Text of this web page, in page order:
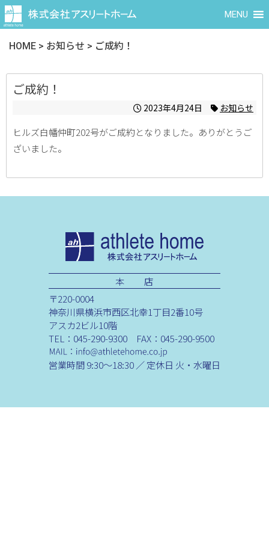
MENU
HOME > お知らせ > ご成約！
ご成約！
2023年4月24日 お知らせ
ヒルズ白幡仲町202号がご成約となりました。ありがとうご
ざいました。
本 店
〒220-0004
神奈川県横浜市西区北幸1丁目2番10号
アスカ2ビル10階
TEL：045-290-9300 FAX：045-290-9500
営業時間 9:30～18:30 ／ 定休日 火・水曜日